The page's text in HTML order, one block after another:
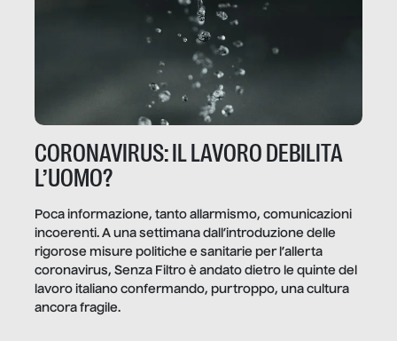
CORONAVIRUS: IL LAVORO DEBILITA
L’UOMO?
Poca informazione, tanto allarmismo, comunicazioni
incoerenti. A una settimana dall’introduzione delle
rigorose misure politiche e sanitarie per l’allerta
coronavirus, Senza Filtro è andato dietro le quinte del
lavoro italiano confermando, purtroppo, una cultura
ancora fragile.